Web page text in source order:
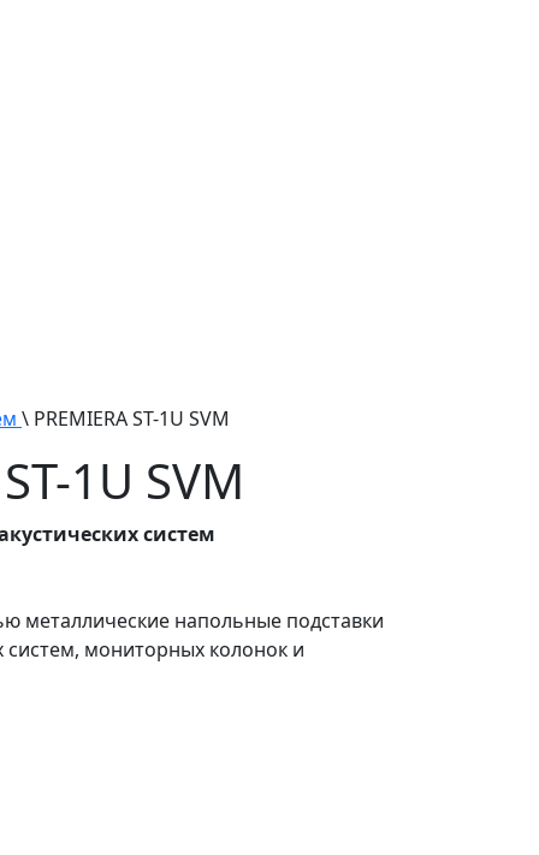
\ PREMIERA ST-1U SVM
1U SVM
систем
металлические напольные подставки
систем, мониторных колонок и